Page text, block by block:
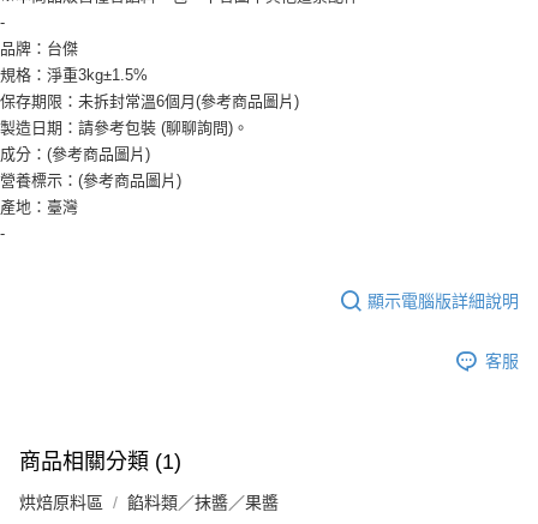
１．於結帳方式選擇「AFTEE先享後付」後，將跳轉至「AFTEE先享後付」
結帳頁面，進行簡訊認證並確認金額後，即可完成結帳。
２．訂單成立數日內，您將收到繳費通知簡訊。
３．收到繳費通知簡訊後14天內，點擊此簡訊中的連結，可透過四大超商／
ATM／網路銀行／等多元方式進行付款，方視為交易完成。
※ 請注意：結帳手續完成當下不需立刻繳費，但若您需要取消訂單，請聯絡
購買商品的店家。未經商家同意取消之訂單仍視為有效，需透過AFTEE先享
後付繳納相關費用。
易，需依本服務之必要範圍內提供個人資料，並將交易相關給付款項請求債
「AFTEE先享後付」，若未經同意申辦者引起之損失，本公司不負相關責
４．使用「AFTEE先享後付」時，將依據個別帳號之用戶狀況，依本公司即
每筆NT$90，滿NT$990(含以上)免運費
付款後全家取貨-重量限制含紙箱10kg，請控制商品重量在9~
9.5kg
每筆NT$90，滿NT$990(含以上)免運費
7-11取貨付款-重量限制含紙箱10kg，請控制商品重量在9~9.5
付款後7-11取貨-重量限制含紙箱10kg，請控制商品重量在9~
每筆NT$150，滿NT$2,000(含以上)免運費
離島客戶-中華郵政
-
品牌：台傑
規格：淨重3kg±1.5%
保存期限：未拆封常溫6個月(參考商品圖片)
製造日期：請參考包裝 (聊聊詢問)。
成分：(參考商品圖片)
營養標示：(參考商品圖片)
產地：臺灣
-
顯示電腦版詳細說明
客服
商品相關分類 (1)
烘焙原料區 餡料類／抹醬／果醬